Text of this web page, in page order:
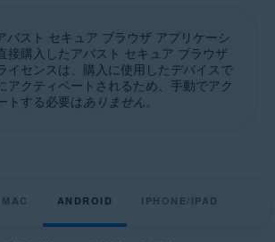
ステム:
Android、iOS
バスト セキュア ブラウザ アプリケーシ
接購入したアバスト セキュア ブラウザ
イセンスは、購入に使用したデバイスで
アクティベートされるため、手動でアク
トする必要はありません。
MAC ANDROID IPHONE/IPAD